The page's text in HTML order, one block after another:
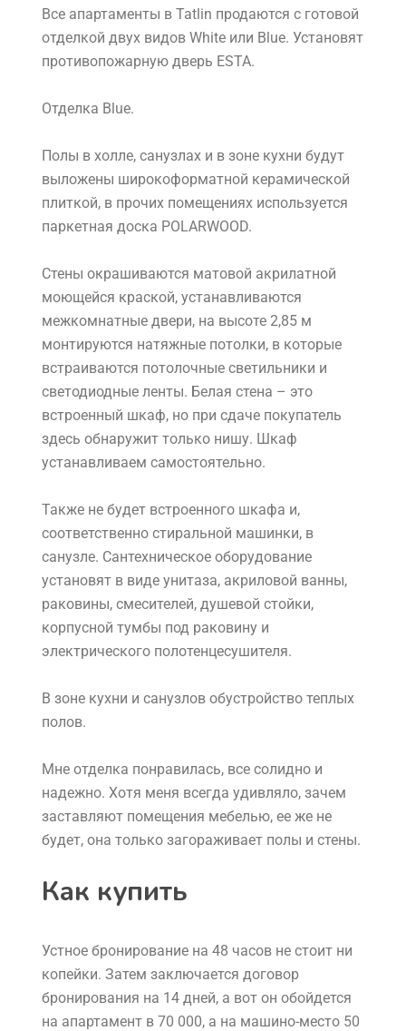
Все апартаменты в Tatlin продаются с готовой
отделкой двух видов White или Blue. Установят
противопожарную дверь ESTA.
Отделка Blue.
Полы в холле, санузлах и в зоне кухни будут
выложены широкоформатной керамической
плиткой, в прочих помещениях используется
паркетная доска POLARWOOD.
Стены окрашиваются матовой акрилатной
моющейся краской, устанавливаются
межкомнатные двери, на высоте 2,85 м
монтируются натяжные потолки, в которые
встраиваются потолочные светильники и
светодиодные ленты. Белая стена – это
встроенный шкаф, но при сдаче покупатель
здесь обнаружит только нишу. Шкаф
устанавливаем самостоятельно.
Также не будет встроенного шкафа и,
соответственно стиральной машинки, в
санузле. Сантехническое оборудование
установят в виде унитаза, акриловой ванны,
раковины, смесителей, душевой стойки,
корпусной тумбы под раковину и
электрического полотенцесушителя.
В зоне кухни и санузлов обустройство теплых
полов.
Мне отделка понравилась, все солидно и
надежно. Хотя меня всегда удивляло, зачем
заставляют помещения мебелью, ее же не
будет, она только загораживает полы и стены.
Как купить
Устное бронирование на 48 часов не стоит ни
копейки. Затем заключается договор
бронирования на 14 дней, а вот он обойдется
на апартамент в 70 000, а на машино-место 50